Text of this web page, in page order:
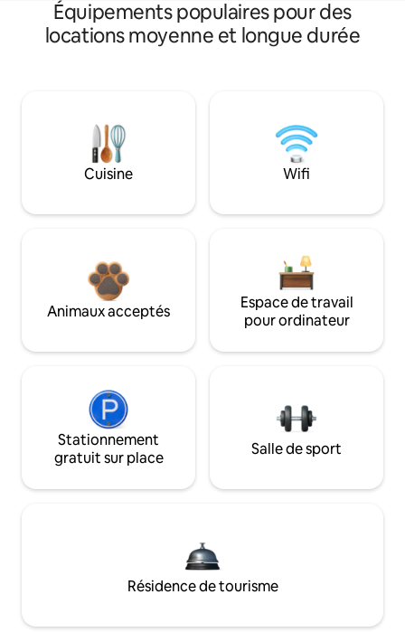
Équipements populaires pour des
locations moyenne et longue durée
Cuisine Wifi
Animaux acceptés
Espace de travail
pour ordinateur
Stationnement
gratuit sur place
Salle de sport
Résidence de tourisme